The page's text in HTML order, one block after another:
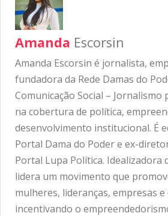
Amanda Escorsin
Amanda Escorsin é jornalista,
fundadora da Rede Damas do
Comunicação Social – Jornalismo
na cobertura de política,
desenvolvimento institucional. É
Portal Dama do Poder e ex-
Portal Lupa Política. Idealizadora
lidera um movimento que
mulheres, lideranças, empresas
incentivando o